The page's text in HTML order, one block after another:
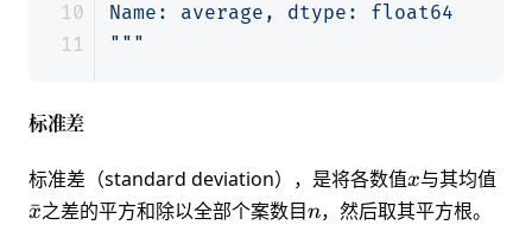
"""
标准差
标准差（standard deviation），是将各数值x
x与其均值
x
ˉ之差的平方和除以全部个案数目n
n，然后取其平方根。